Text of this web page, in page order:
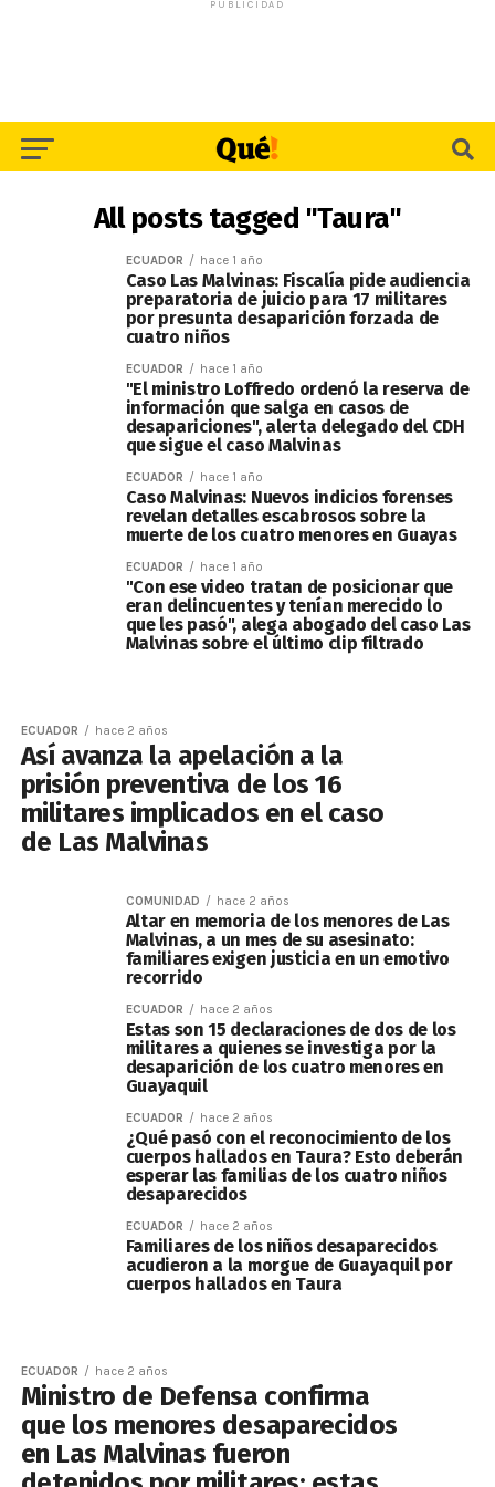
PUBLICIDAD
All posts tagged "Taura"
ECUADOR hace 1 año
Caso Las Malvinas: Fiscalía pide audiencia
preparatoria de juicio para 17 militares
por presunta desaparición forzada de
cuatro niños
ECUADOR hace 1 año
"El ministro Loffredo ordenó la reserva de
información que salga en casos de
desapariciones", alerta delegado del CDH
que sigue el caso Malvinas
ECUADOR hace 1 año
Caso Malvinas: Nuevos indicios forenses
revelan detalles escabrosos sobre la
muerte de los cuatro menores en Guayas
ECUADOR hace 1 año
"Con ese video tratan de posicionar que
eran delincuentes y tenían merecido lo
que les pasó", alega abogado del caso Las
Malvinas sobre el último clip filtrado
ECUADOR hace 2 años
Así avanza la apelación a la
prisión preventiva de los 16
militares implicados en el caso
de Las Malvinas
COMUNIDAD hace 2 años
Altar en memoria de los menores de Las
Malvinas, a un mes de su asesinato:
familiares exigen justicia en un emotivo
recorrido
ECUADOR hace 2 años
Estas son 15 declaraciones de dos de los
militares a quienes se investiga por la
desaparición de los cuatro menores en
Guayaquil
ECUADOR hace 2 años
¿Qué pasó con el reconocimiento de los
cuerpos hallados en Taura? Esto deberán
esperar las familias de los cuatro niños
desaparecidos
ECUADOR hace 2 años
Familiares de los niños desaparecidos
acudieron a la morgue de Guayaquil por
cuerpos hallados en Taura
ECUADOR hace 2 años
Ministro de Defensa confirma
que los menores desaparecidos
en Las Malvinas fueron